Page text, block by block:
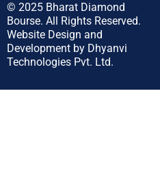
© 2025 Bharat Diamond
Bourse. All Rights Reserved.
Website Design and
Development by Dhyanvi
Technologies Pvt. Ltd.